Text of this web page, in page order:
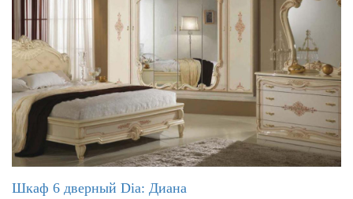
Шкаф 6 дверный Dia: Диана